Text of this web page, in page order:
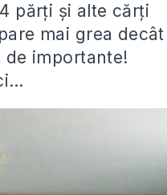
părți și alte cărți
mai grea decât
de importante!